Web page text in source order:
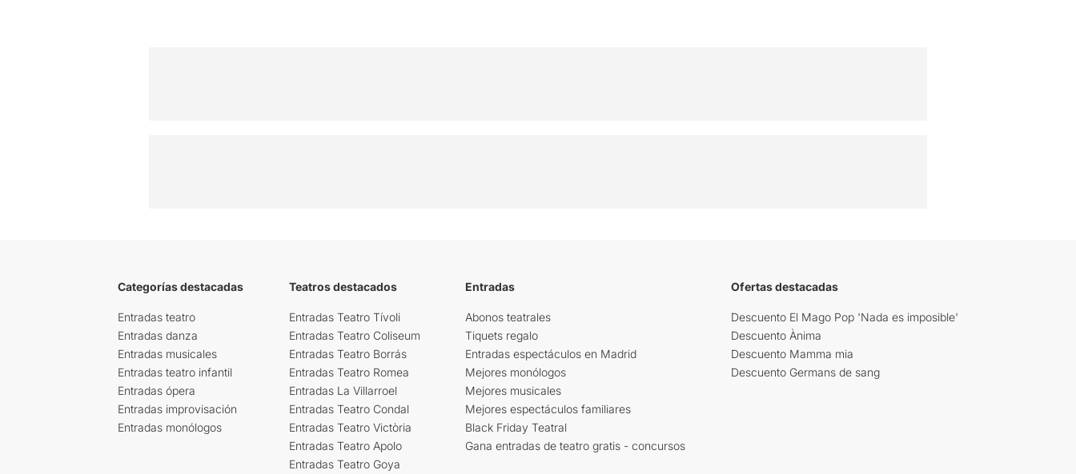
Categorías destacadas
Entradas teatro
Entradas danza
Entradas musicales
Entradas teatro infantil
Entradas ópera
Entradas improvisación
Entradas monólogos
Teatros destacados
Entradas Teatro Tívoli
Entradas Teatro Coliseum
Entradas Teatro Borrás
Entradas Teatro Romea
Entradas La Villarroel
Entradas Teatro Condal
Entradas Teatro Victòria
Entradas Teatro Apolo
Entradas Teatro Goya
Entradas
Abonos teatrales
Tiquets regalo
Entradas espectáculos en Madrid
Mejores monólogos
Mejores musicales
Mejores espectáculos familiares
Black Friday Teatral
Gana entradas de teatro gratis - concursos
Ofertas destacadas
Descuento El Mago Pop 'Nada es imposible'
Descuento Ànima
Descuento Mamma mia
Descuento Germans de sang